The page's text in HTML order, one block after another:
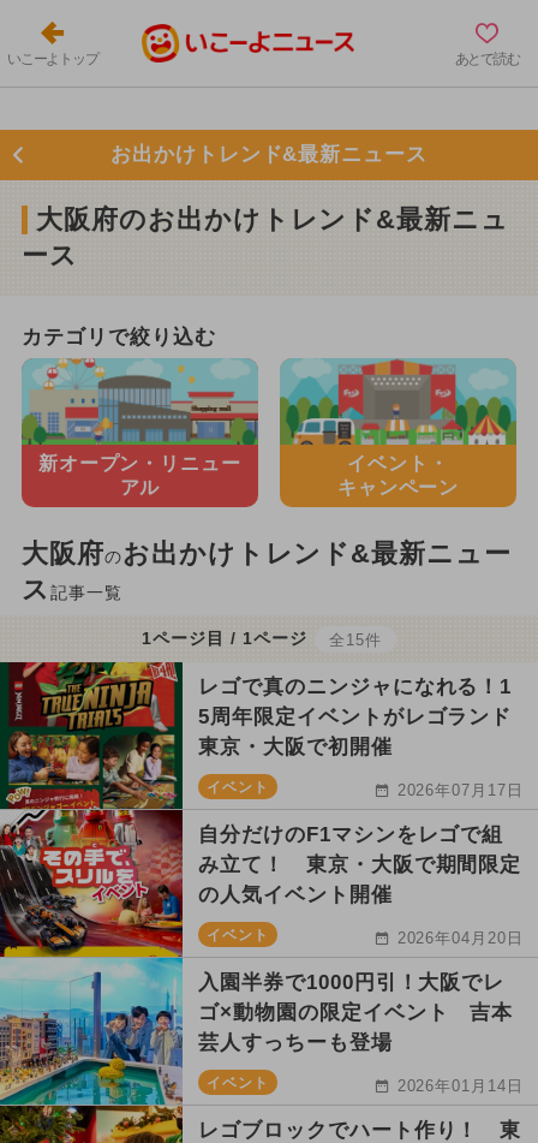
いこーよトップ あとで読む
お出かけトレンド&最新ニュース
大阪府のお出かけトレンド&最新ニュ
ース
カテゴリで絞り込む
新オープン・ リニュー
アル
イベント・
キャンペーン
大阪府のお出かけトレンド&最新ニュー
ス 記事一覧
1ページ目 / 1ページ 全15件
レゴで真のニンジャになれる！1
5周年限定イベントがレゴランド
東京・大阪で初開催
イベント 2026年07月17日
自分だけのF1マシンをレゴで組
み立て！ 東京・大阪で期間限定
の人気イベント開催
イベント 2026年04月20日
入園半券で1000円引！大阪でレ
ゴ×動物園の限定イベント 吉本
芸人すっちーも登場
イベント 2026年01月14日
レゴブロックでハート作り！ 東